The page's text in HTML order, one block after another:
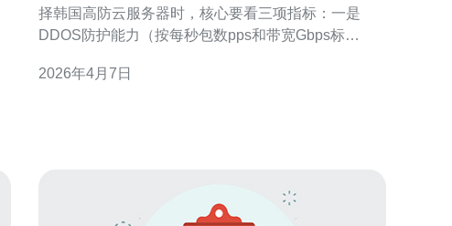
择韩国高防云服务器时，核心要看三项指标：一是
DDOS防护能力（按每秒包数pps和带宽Gbps标
络连通性（到目标用户或上游CDN的延迟）。 建议优
2026年4月7日